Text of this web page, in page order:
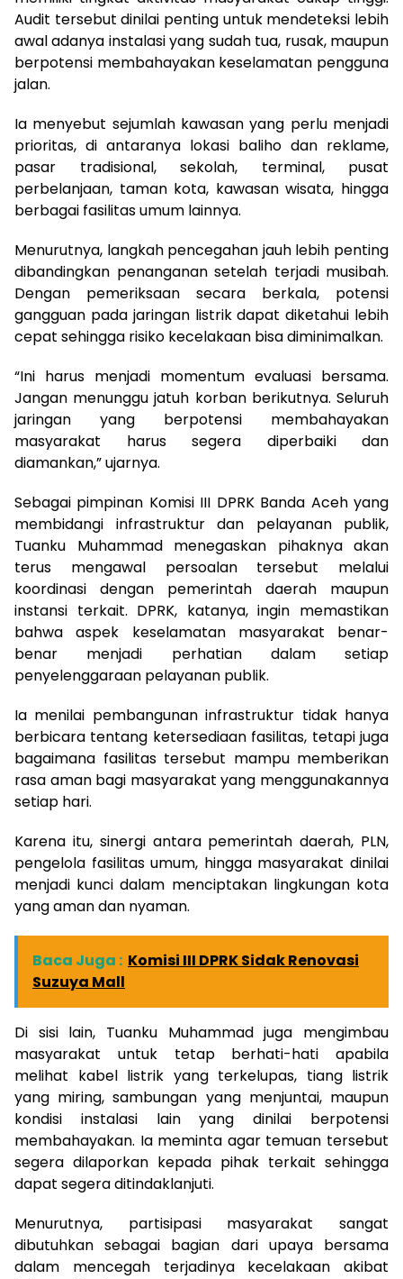
Audit tersebut dinilai penting untuk mendeteksi lebih
awal adanya instalasi yang sudah tua, rusak, maupun
berpotensi membahayakan keselamatan pengguna
jalan.
Ia menyebut sejumlah kawasan yang perlu menjadi
prioritas, di antaranya lokasi baliho dan reklame,
pasar tradisional, sekolah, terminal, pusat
perbelanjaan, taman kota, kawasan wisata, hingga
berbagai fasilitas umum lainnya.
Menurutnya, langkah pencegahan jauh lebih penting
dibandingkan penanganan setelah terjadi musibah.
Dengan pemeriksaan secara berkala, potensi
gangguan pada jaringan listrik dapat diketahui lebih
cepat sehingga risiko kecelakaan bisa diminimalkan.
“Ini harus menjadi momentum evaluasi bersama.
Jangan menunggu jatuh korban berikutnya. Seluruh
jaringan yang berpotensi membahayakan
masyarakat harus segera diperbaiki dan
diamankan,” ujarnya.
Sebagai pimpinan Komisi III DPRK Banda Aceh yang
membidangi infrastruktur dan pelayanan publik,
Tuanku Muhammad menegaskan pihaknya akan
terus mengawal persoalan tersebut melalui
koordinasi dengan pemerintah daerah maupun
instansi terkait. DPRK, katanya, ingin memastikan
bahwa aspek keselamatan masyarakat benar-
benar menjadi perhatian dalam setiap
penyelenggaraan pelayanan publik.
Ia menilai pembangunan infrastruktur tidak hanya
berbicara tentang ketersediaan fasilitas, tetapi juga
bagaimana fasilitas tersebut mampu memberikan
rasa aman bagi masyarakat yang menggunakannya
setiap hari.
Karena itu, sinergi antara pemerintah daerah, PLN,
pengelola fasilitas umum, hingga masyarakat dinilai
menjadi kunci dalam menciptakan lingkungan kota
yang aman dan nyaman.
Baca Juga : Komisi III DPRK Sidak Renovasi
Suzuya Mall
Di sisi lain, Tuanku Muhammad juga mengimbau
masyarakat untuk tetap berhati-hati apabila
melihat kabel listrik yang terkelupas, tiang listrik
yang miring, sambungan yang menjuntai, maupun
kondisi instalasi lain yang dinilai berpotensi
membahayakan. Ia meminta agar temuan tersebut
segera dilaporkan kepada pihak terkait sehingga
dapat segera ditindaklanjuti.
Menurutnya, partisipasi masyarakat sangat
dibutuhkan sebagai bagian dari upaya bersama
dalam mencegah terjadinya kecelakaan akibat